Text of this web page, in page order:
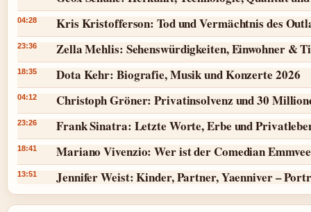
04:28 Kris Kristofferson: Tod und Vermächtnis des
23:36 Zella Mehlis: Sehenswürdigkeiten, Einwohner &
18:35 Dota Kehr: Biografie, Musik und Konzerte 2026
04:12 Christoph Gröner: Privatinsolvenz und 30
23:26 Frank Sinatra: Letzte Worte, Erbe und
18:41 Mariano Vivenzio: Wer ist der Comedian
13:51 Jennifer Weist: Kinder, Partner, Yaenniver –